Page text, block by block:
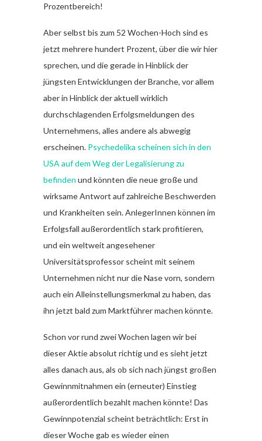
Prozentbereich!
Aber selbst bis zum 52 Wochen-Hoch sind es
jetzt mehrere hundert Prozent, über die wir hier
sprechen, und die gerade in Hinblick der
jüngsten Entwicklungen der Branche, vor allem
aber in Hinblick der aktuell wirklich
durchschlagenden Erfolgsmeldungen des
Unternehmens, alles andere als abwegig
erscheinen. Psychedelika scheinen sich in den
USA auf dem Weg der Legalisierung zu
befinden und könnten die neue große und
wirksame Antwort auf zahlreiche Beschwerden
und Krankheiten sein. AnlegerInnen können im
Erfolgsfall außerordentlich stark profitieren,
und ein weltweit angesehener
Universitätsprofessor scheint mit seinem
Unternehmen nicht nur die Nase vorn, sondern
auch ein Alleinstellungsmerkmal zu haben, das
ihn jetzt bald zum Marktführer machen könnte.
Schon vor rund zwei Wochen lagen wir bei
dieser Aktie absolut richtig und es sieht jetzt
alles danach aus, als ob sich nach jüngst großen
Gewinnmitnahmen ein (erneuter) Einstieg
außerordentlich bezahlt machen könnte! Das
Gewinnpotenzial scheint beträchtlich: Erst in
dieser Woche gab es wieder einen